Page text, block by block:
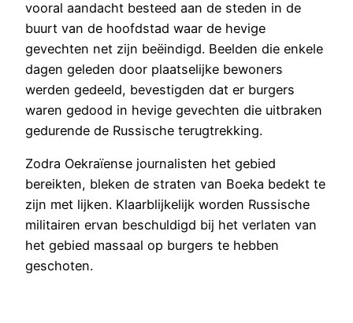
vooral aandacht besteed aan de steden in de
buurt van de hoofdstad waar de hevige
gevechten net zijn beëindigd. Beelden die enkele
dagen geleden door plaatselijke bewoners
werden gedeeld, bevestigden dat er burgers
waren gedood in hevige gevechten die uitbraken
gedurende de Russische terugtrekking.
Zodra Oekraïense journalisten het gebied
bereikten, bleken de straten van Boeka bedekt te
zijn met lijken. Klaarblijkelijk worden Russische
militairen ervan beschuldigd bij het verlaten van
het gebied massaal op burgers te hebben
geschoten.